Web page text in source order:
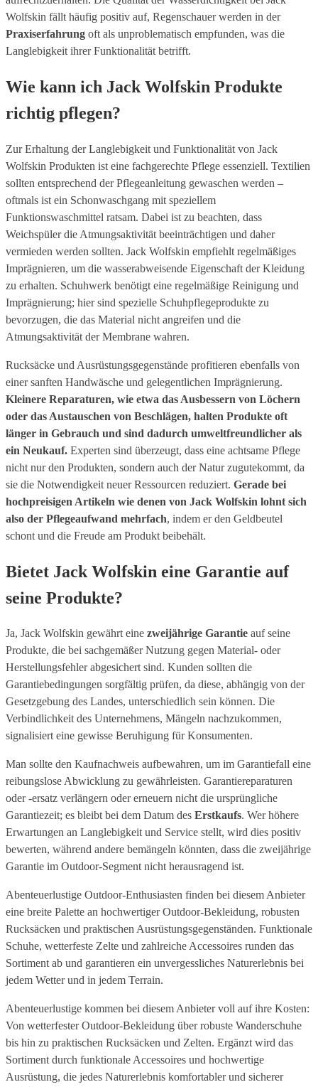
Wolfskin fällt häufig positiv auf, Regenschauer werden in der
Praxiserfahrung oft als unproblematisch empfunden, was die
Langlebigkeit ihrer Funktionalität betrifft.
Wie kann ich Jack Wolfskin Produkte
richtig pflegen?
Zur Erhaltung der Langlebigkeit und Funktionalität von Jack
Wolfskin Produkten ist eine fachgerechte Pflege essenziell. Textilien
sollten entsprechend der Pflegeanleitung gewaschen werden –
oftmals ist ein Schonwaschgang mit speziellem
Funktionswaschmittel ratsam. Dabei ist zu beachten, dass
Weichspüler die Atmungsaktivität beeinträchtigen und daher
vermieden werden sollten. Jack Wolfskin empfiehlt regelmäßiges
Imprägnieren, um die wasserabweisende Eigenschaft der Kleidung
zu erhalten. Schuhwerk benötigt eine regelmäßige Reinigung und
Imprägnierung; hier sind spezielle Schuhpflegeprodukte zu
bevorzugen, die das Material nicht angreifen und die
Atmungsaktivität der Membrane wahren.
Rucksäcke und Ausrüstungsgegenstände profitieren ebenfalls von
einer sanften Handwäsche und gelegentlichen Imprägnierung.
Kleinere Reparaturen, wie etwa das Ausbessern von Löchern
oder das Austauschen von Beschlägen, halten Produkte oft
länger in Gebrauch und sind dadurch umweltfreundlicher als
ein Neukauf. Experten sind überzeugt, dass eine achtsame Pflege
nicht nur den Produkten, sondern auch der Natur zugutekommt, da
sie die Notwendigkeit neuer Ressourcen reduziert. Gerade bei
hochpreisigen Artikeln wie denen von Jack Wolfskin lohnt sich
also der Pflegeaufwand mehrfach, indem er den Geldbeutel
schont und die Freude am Produkt beibehält.
Bietet Jack Wolfskin eine Garantie auf
seine Produkte?
Ja, Jack Wolfskin gewährt eine zweijährige Garantie auf seine
Produkte, die bei sachgemäßer Nutzung gegen Material- oder
Herstellungsfehler abgesichert sind. Kunden sollten die
Garantiebedingungen sorgfältig prüfen, da diese, abhängig von der
Gesetzgebung des Landes, unterschiedlich sein können. Die
Verbindlichkeit des Unternehmens, Mängeln nachzukommen,
signalisiert eine gewisse Beruhigung für Konsumenten.
Man sollte den Kaufnachweis aufbewahren, um im Garantiefall eine
reibungslose Abwicklung zu gewährleisten. Garantiereparaturen
oder -ersatz verlängern oder erneuern nicht die ursprüngliche
Garantiezeit; es bleibt bei dem Datum des Erstkaufs. Wer höhere
Erwartungen an Langlebigkeit und Service stellt, wird dies positiv
bewerten, während andere bemängeln könnten, dass die zweijährige
Garantie im Outdoor-Segment nicht herausragend ist.
Abenteuerlustige Outdoor-Enthusiasten finden bei diesem Anbieter
eine breite Palette an hochwertiger Outdoor-Bekleidung, robusten
Rucksäcken und praktischen Ausrüstungsgegenständen. Funktionale
Schuhe, wetterfeste Zelte und zahlreiche Accessoires runden das
Sortiment ab und garantieren ein unvergessliches Naturerlebnis bei
jedem Wetter und in jedem Terrain.
Abenteuerlustige kommen bei diesem Anbieter voll auf ihre Kosten:
Von wetterfester Outdoor-Bekleidung über robuste Wanderschuhe
bis hin zu praktischen Rucksäcken und Zelten. Ergänzt wird das
Sortiment durch funktionale Accessoires und hochwertige
Ausrüstung, die jedes Naturerlebnis komfortabler und sicherer